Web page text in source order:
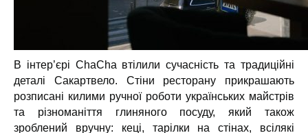
В інтер’єрі ChaCha втілили сучасність та традиційні
деталі Сакартвело. Стіни ресторану прикрашають
розписані килими ручної роботи українських майстрів
та різноманіття глиняного посуду, який також
зроблений вручну: кеці, тарілки на стінах, всілякі